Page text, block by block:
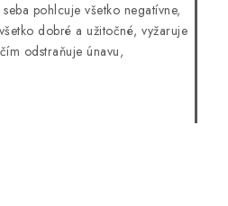
pohlcuje všetko negatívne,
dobré a užitočné, vyžaruje
odstraňuje únavu,